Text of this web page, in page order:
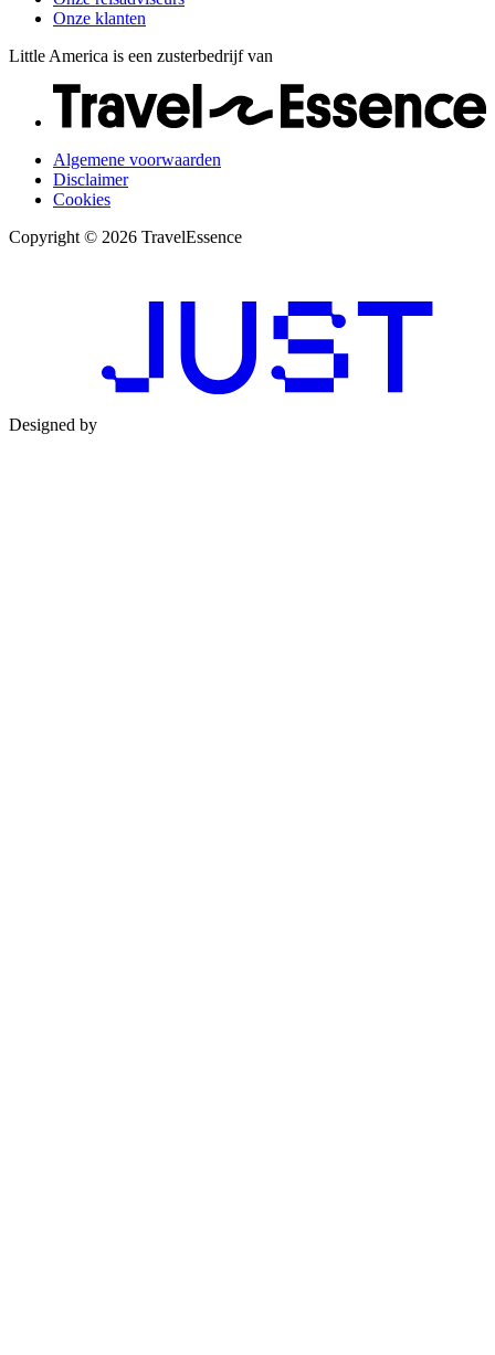
Onze klanten
Little America is een zusterbedrijf van
Algemene voorwaarden
Disclaimer
Cookies
Copyright © 2026 TravelEssence
Designed by